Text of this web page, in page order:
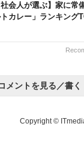
社会人が選ぶ】家に常
カレー」ランキン
メントを見る／書く
Copyright ©